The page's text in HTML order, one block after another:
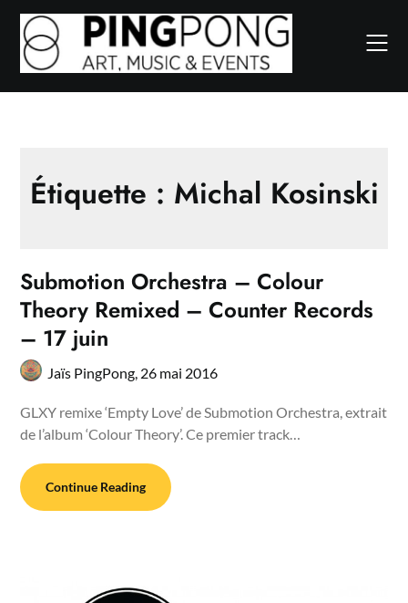
Skip
content
Étiquette : Michal Kosinski
Submotion Orchestra – Colour
Theory Remixed – Counter Records
– 17 juin
Jaïs PingPong, 26 mai 2016
GLXY remixe ‘Empty Love’ de Submotion Orchestra, extrait
de l’album ‘Colour Theory’. Ce premier track…
Continue Reading